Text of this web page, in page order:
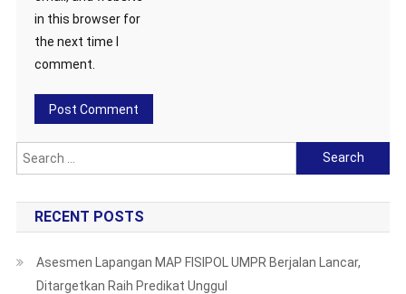
in this browser for
the next time I
comment.
Search
for:
RECENT POSTS
Asesmen Lapangan MAP FISIPOL UMPR Berjalan Lancar,
Ditargetkan Raih Predikat Unggul